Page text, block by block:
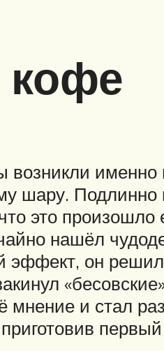
кофе
именно
шару.
это
нашёл
он
и стал